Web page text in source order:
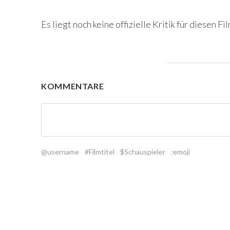
Es liegt noch keine offizielle Kritik für diesen
KOMMENTARE
@username #Filmtitel $Schauspieler :emoji